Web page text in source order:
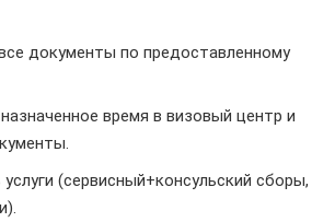
документы по предоставленному
время в визовый центр и
(сервисный+консульский сборы,